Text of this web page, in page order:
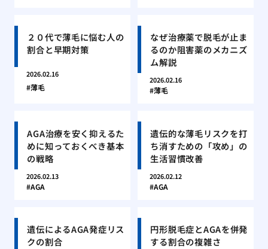
２０代で薄毛に悩む人の
割合と早期対策
2026.02.16
薄毛
なぜ治療薬で脱毛が止ま
るのか阻害薬のメカニズ
ム解説
2026.02.16
薄毛
AGA治療を安く抑えるた
めに知っておくべき基本
の戦略
2026.02.13
AGA
遺伝的な薄毛リスクを打
ち消すための「攻め」の
生活習慣改善
2026.02.12
AGA
遺伝によるAGA発症リス
クの割合
円形脱毛症とAGAを併発
する割合の複雑さ